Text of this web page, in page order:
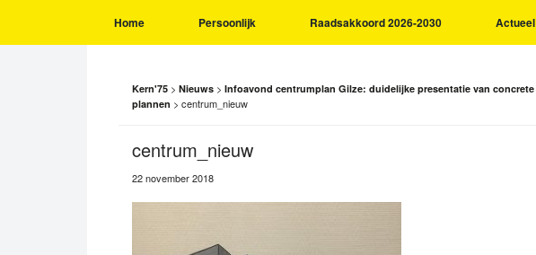
Home Persoonlijk Raadsakkoord 2026-2030 Actueel
Kern'75 > Nieuws > Infoavond centrumplan Gilze: duidelijke presentatie van concrete
plannen > centrum_nieuw
centrum_nieuw
22 november 2018